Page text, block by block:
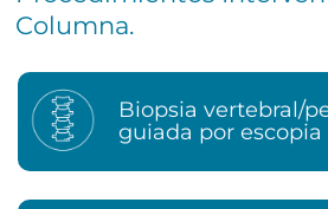
Columna.
Biopsia vertebral/
guiada por escopia